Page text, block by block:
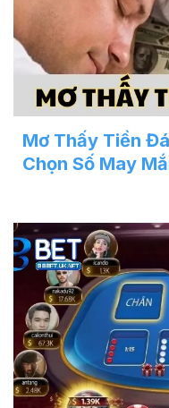
Mơ Thấy Tiền
Chọn Số May